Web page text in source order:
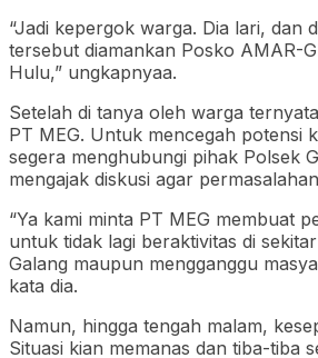
“Jadi kepergok warga. Dia lari, dan
tersebut diamankan Posko AMAR-
Hulu,” ungkapnyaa.
Setelah di tanya oleh warga
PT MEG. Untuk mencegah potensi
segera menghubungi pihak Polsek
mengajak diskusi agar
“Ya kami minta PT MEG membuat
untuk tidak lagi beraktivitas di
Galang maupun mengganggu
kata dia.
Namun, hingga tengah malam,
Situasi kian memanas dan tiba-tiba